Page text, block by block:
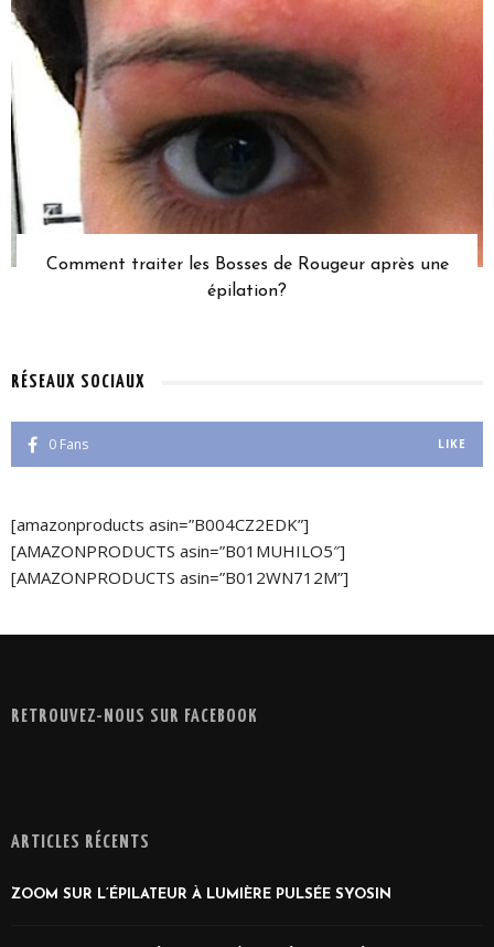
Comment traiter les Bosses de Rougeur après une
épilation?
RÉSEAUX SOCIAUX
0 Fans LIKE
[amazonproducts asin=”B004CZ2EDK”]
[AMAZONPRODUCTS asin=”B01MUHILO5″]
[AMAZONPRODUCTS asin=”B012WN712M”]
RETROUVEZ-NOUS SUR FACEBOOK
ARTICLES RÉCENTS
ZOOM SUR L’ÉPILATEUR À LUMIÈRE PULSÉE SYOSIN